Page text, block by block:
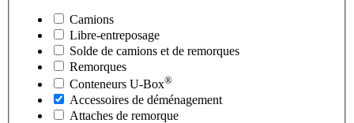
Camions
Libre-entreposage
Solde de camions et de remorques
Remorques
Conteneurs U-Box®
Accessoires de déménagement
Attaches de remorque